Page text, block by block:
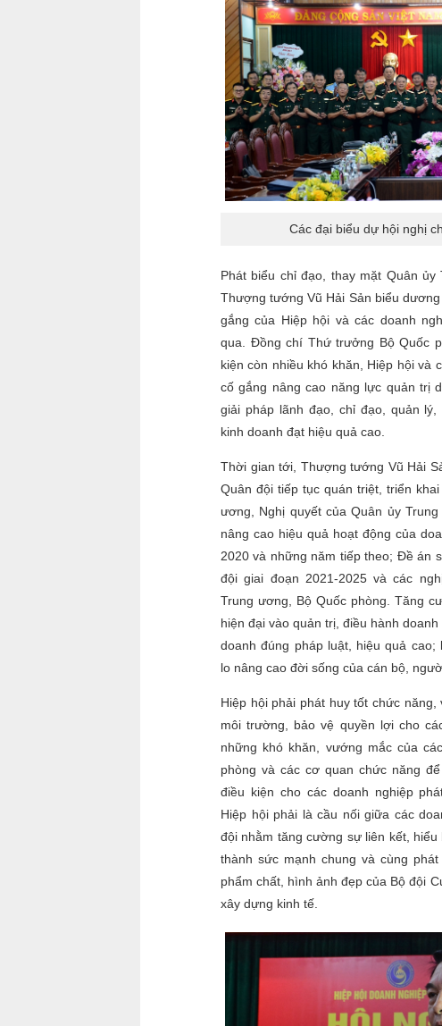
Các đại biểu dự hội nghị
Phát biểu chỉ đạo, thay mặt Quân ủy
Thượng tướng Vũ Hải Sản biểu
gắng của Hiệp hội và các doanh
qua. Đồng chí Thứ trưởng Bộ Quốc
kiện còn nhiều khó khăn, Hiệp hội và
cố gắng nâng cao năng lực quản trị
giải pháp lãnh đạo, chỉ đạo, quản
kinh doanh đạt hiệu quả cao.
Thời gian tới, Thượng tướng Vũ Hải
Quân đội tiếp tục quán triệt, triển
ương, Nghị quyết của Quân ủy
nâng cao hiệu quả hoạt động của
2020 và những năm tiếp theo; Đề án
đội giai đoạn 2021-2025 và các
Trung ương, Bộ Quốc phòng. Tăng
hiện đại vào quản trị, điều hành
doanh đúng pháp luật, hiệu quả cao;
lo nâng cao đời sống của cán bộ,
Hiệp hội phải phát huy tốt chức
môi trường, bảo vệ quyền lợi cho
những khó khăn, vướng mắc của
phòng và các cơ quan chức năng
điều kiện cho các doanh nghiệp
Hiệp hội phải là cầu nối giữa các
đội nhằm tăng cường sự liên kết,
thành sức mạnh chung và cùng
phẩm chất, hình ảnh đẹp của Bộ đội
xây dựng kinh tế.